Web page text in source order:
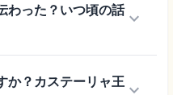
わった？いつ頃の話 keyboard_arrow_down
か？カステーリャ王